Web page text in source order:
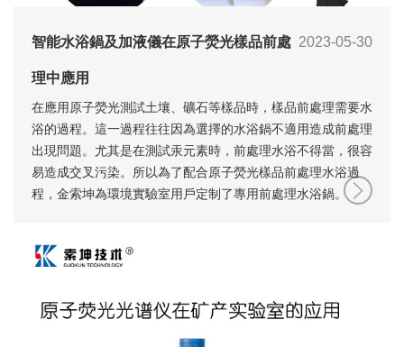
2023-05-30
智能水浴鍋及加液儀在原子熒光樣品前處
理中應用
在應用原子熒光測試土壤、礦石等樣品時，樣品前處理需要水
浴的過程。這一過程往往因為選擇的水浴鍋不適用造成前處理
出現問題。尤其是在測試汞元素時，前處理水浴不得當，很容
易造成交叉污染。所以為了配合原子熒光樣品前處理水浴過
程，金索坤為環境實驗室用戶定制了專用前處理水浴鍋。